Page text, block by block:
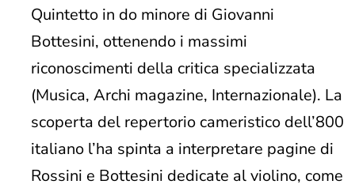
Quintetto in do minore di Giovanni
Bottesini, ottenendo i massimi
riconoscimenti della critica specializzata
(Musica, Archi magazine, Internazionale). La
scoperta del repertorio cameristico dell’800
italiano l’ha spinta a interpretare pagine di
Rossini e Bottesini dedicate al violino, come